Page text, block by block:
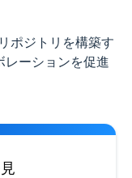
ポジトリを構築す
レーションを促進